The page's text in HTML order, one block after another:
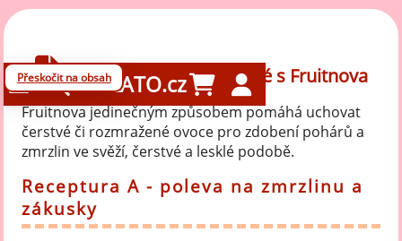
Přeskočit na obsahGELATO.cz
Jak udržet ovoce čerstvé s Fruitnova
Fruitnova jedinečným způsobem pomáhá uchovat
čerstvé či rozmražené ovoce pro zdobení pohárů a
zmrzlin ve svěží, čerstvé a lesklé podobě.
Receptura A - poleva na zmrzlinu a
zákusky